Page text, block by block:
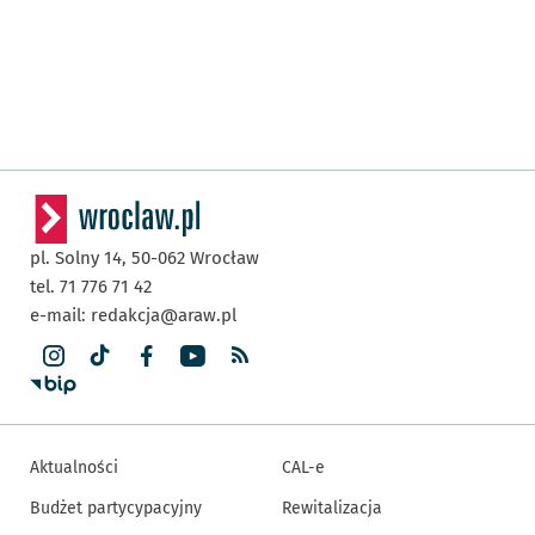
pl. Solny 14, 50-062 Wrocław
tel. 71 776 71 42
e-mail: redakcja@araw.pl
Aktualności
Budżet partycypacyjny
CAL-e
Rewitalizacja